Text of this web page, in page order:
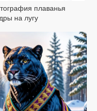
плаванья
на лугу